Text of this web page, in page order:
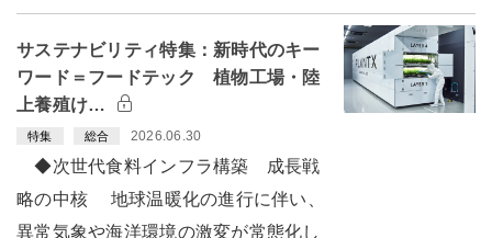
サステナビリティ特集：新時代のキー
ワード＝フードテック 植物工場・陸
上養殖け…
特集 総合 2026.06.30
◆次世代食料インフラ構築 成長戦
略の中核 地球温暖化の進行に伴い、
異常気象や海洋環境の激変が常態化し